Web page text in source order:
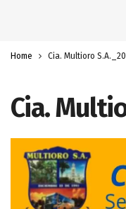
Home Cia. Multioro
Cia.